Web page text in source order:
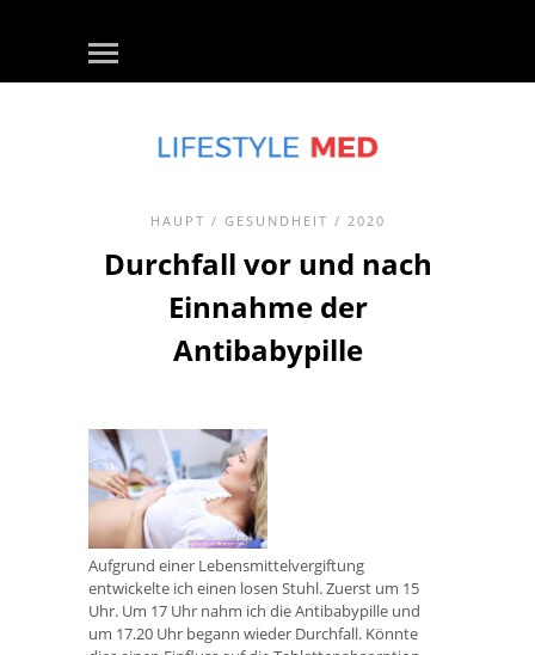
HAUPT / GESUNDHEIT / 2020
Durchfall vor und nach
Einnahme der
Antibabypille
Aufgrund einer Lebensmittelvergiftung
entwickelte ich einen losen Stuhl. Zuerst um 15
Uhr. Um 17 Uhr nahm ich die Antibabypille und
um 17.20 Uhr begann wieder Durchfall. Könnte